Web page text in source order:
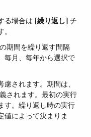
る場合は [繰り返し] ​ チ
​ の期間を繰り返す間隔
毎月、毎年から選択で
されます。期間は、​
されます。最初の実行
す。繰り返し時の実行
値によって決まりま